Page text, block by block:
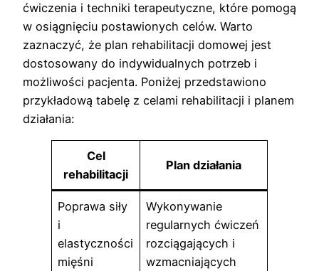
ćwiczenia i techniki terapeutyczne, które pomogą
w osiągnięciu postawionych celów. Warto
zaznaczyć, że plan rehabilitacji domowej jest
dostosowany do indywidualnych potrzeb i
możliwości pacjenta. Poniżej przedstawiono
przykładową tabelę z celami rehabilitacji i planem
działania:
Cel
rehabilitacji
Plan działania
Poprawa siły
i
elastyczności
mięśni
Wykonywanie
regularnych ćwiczeń
rozciągających i
wzmacniających